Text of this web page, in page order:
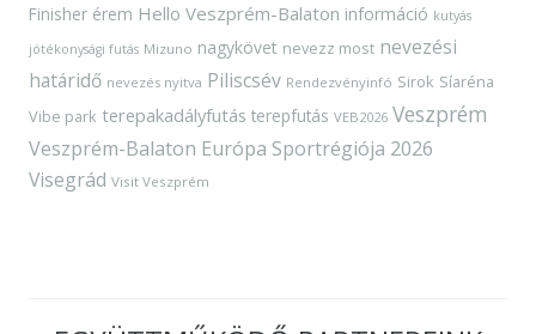
Finisher érem Hello Veszprém-Balaton információ kutyás
jótékonysági futás Mizuno nagykövet nevezz most nevezési
határidő nevezés nyitva Piliscsév Rendezvényinfó Sirok Síaréna
Vibe park terepakadályfutás terepfutás VEB2026 Veszprém
Veszprém-Balaton Európa Sportrégiója 2026
Visegrád Visit Veszprém